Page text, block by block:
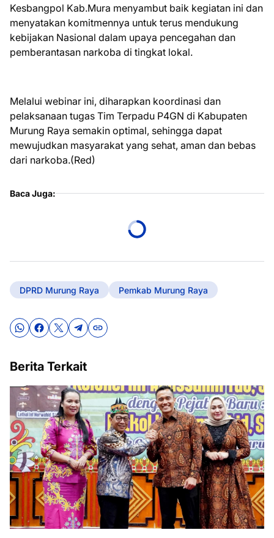
Kesbangpol Kab.Mura menyambut baik kegiatan ini dan
menyatakan komitmennya untuk terus mendukung
kebijakan Nasional dalam upaya pencegahan dan
pemberantasan narkoba di tingkat lokal.
Melalui webinar ini, diharapkan koordinasi dan
pelaksanaan tugas Tim Terpadu P4GN di Kabupaten
Murung Raya semakin optimal, sehingga dapat
mewujudkan masyarakat yang sehat, aman dan bebas
dari narkoba.(Red)
Baca Juga:
DPRD Murung Raya Pemkab Murung Raya
Berita Terkait